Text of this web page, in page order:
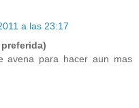
a las 23:17
avena para hacer aun mas